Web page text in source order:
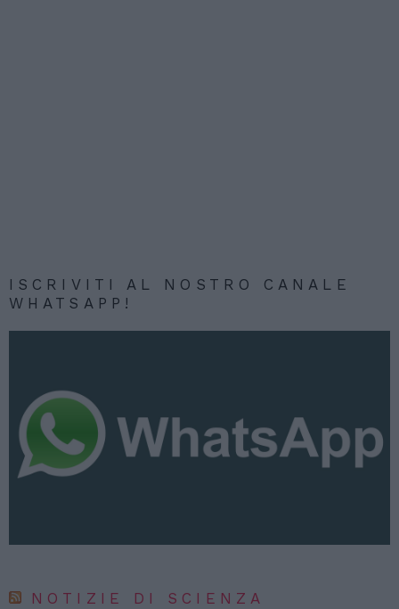
ISCRIVITI AL NOSTRO CANALE
WHATSAPP!
NOTIZIE DI SCIENZA